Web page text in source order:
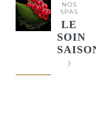
NOS
SPAS
LE
SOIN